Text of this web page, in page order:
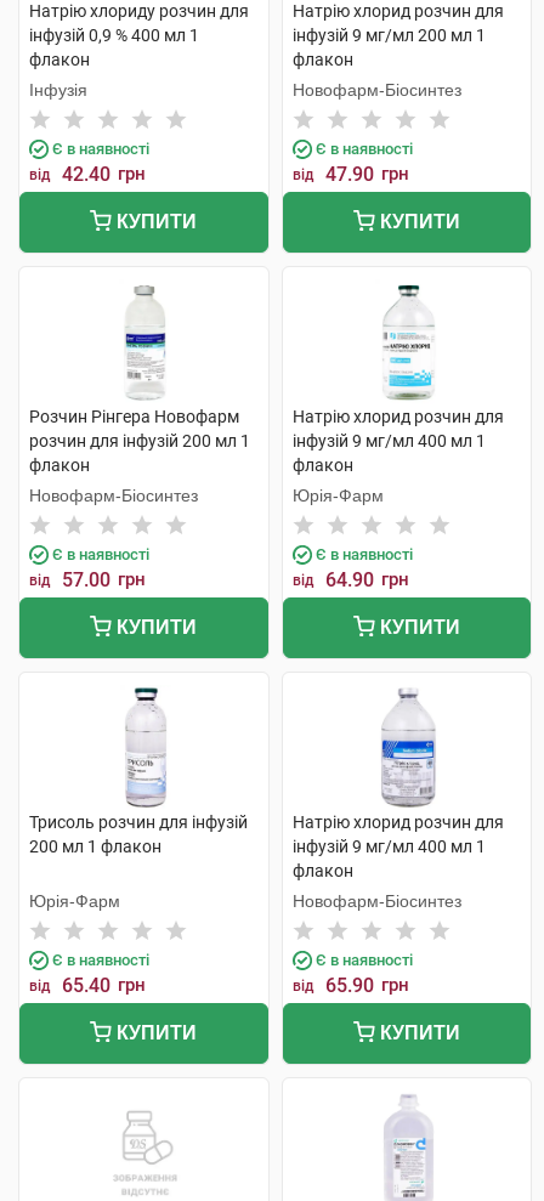
Натрію хлориду розчин для
інфузій 0,9 % 400 мл 1
флакон
Інфузія
Є в наявності
від 42.40 грн
КУПИТИ
Натрію хлорид розчин для
інфузій 9 мг/мл 200 мл 1
флакон
Новофарм-Біосинтез
Є в наявності
від 47.90 грн
КУПИТИ
Розчин Рінгера Новофарм
розчин для інфузій 200 мл 1
флакон
Новофарм-Біосинтез
Є в наявності
від 57.00 грн
КУПИТИ
Натрію хлорид розчин для
інфузій 9 мг/мл 400 мл 1
флакон
Юрія-Фарм
Є в наявності
від 64.90 грн
КУПИТИ
Трисоль розчин для інфузій
200 мл 1 флакон
Юрія-Фарм
Є в наявності
від 65.40 грн
КУПИТИ
Натрію хлорид розчин для
інфузій 9 мг/мл 400 мл 1
флакон
Новофарм-Біосинтез
Є в наявності
від 65.90 грн
КУПИТИ